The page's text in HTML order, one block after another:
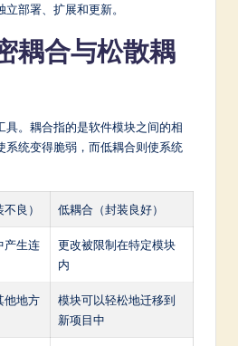
部署、扩展和更新。
耦合与松散耦
具。耦合指的是软件模块之间的相
系统变得脆弱，而低耦合则使系统
良） 低耦合（封装良好）
产生连
更改被限制在特定模块
内
他地方
模块可以轻松地迁移到
新项目中